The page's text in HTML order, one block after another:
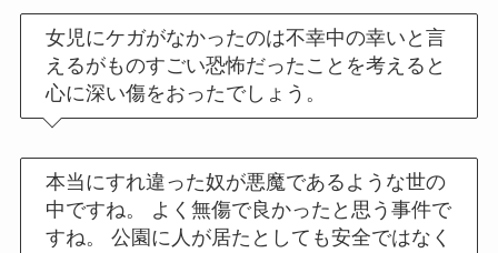
女児にケガがなかったのは不幸中の幸いと言
えるがものすごい恐怖だったことを考えると
心に深い傷をおったでしょう。
本当にすれ違った奴が悪魔であるような世の
中ですね。 よく無傷で良かったと思う事件で
すね。 公園に人が居たとしても安全ではなく